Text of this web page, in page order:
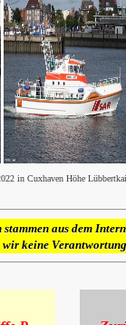
in Cuxhaven Höhe Lübbertkai
aus dem
keine